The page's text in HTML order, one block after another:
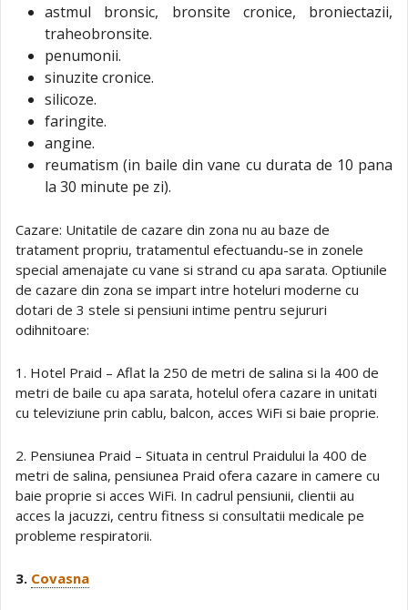
astmul bronsic, bronsite cronice, broniectazii,
traheobronsite.
penumonii.
sinuzite cronice.
silicoze.
faringite.
angine.
reumatism (in baile din vane cu durata de 10 pana
la 30 minute pe zi).
Cazare: Unitatile de cazare din zona nu au baze de
tratament propriu, tratamentul efectuandu-se in zonele
special amenajate cu vane si strand cu apa sarata. Optiunile
de cazare din zona se impart intre hoteluri moderne cu
dotari de 3 stele si pensiuni intime pentru sejururi
odihnitoare:
1. Hotel Praid – Aflat la 250 de metri de salina si la 400 de
metri de baile cu apa sarata, hotelul ofera cazare in unitati
cu televiziune prin cablu, balcon, acces WiFi si baie proprie.
2. Pensiunea Praid – Situata in centrul Praidului la 400 de
metri de salina, pensiunea Praid ofera cazare in camere cu
baie proprie si acces WiFi. In cadrul pensiunii, clientii au
acces la jacuzzi, centru fitness si consultatii medicale pe
probleme respiratorii.
3. Covasna